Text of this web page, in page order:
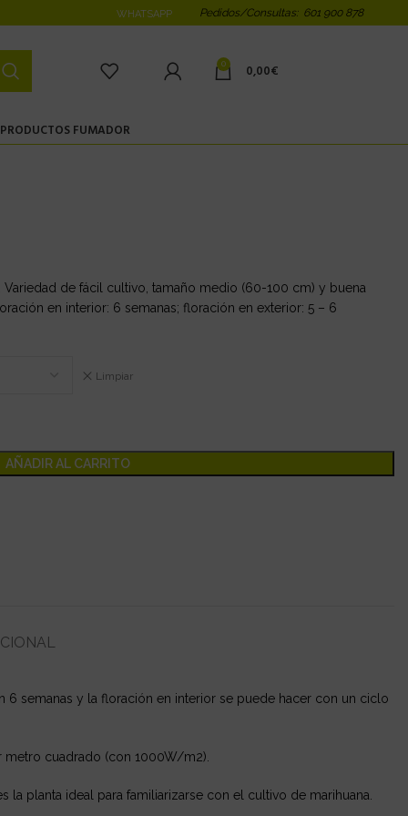
WHATSAPP Pedidos/Consultas: 601 900 878
0 0,00€
PRODUCTOS FUMADOR
Variedad de fácil cultivo, tamaño medio (60-100 cm) y buena
en interior: 6 semanas; floración en exterior: 5 – 6
Limpiar
AÑADIR AL CARRITO
semanas y la floración en interior se puede hacer con un ciclo
cuadrado (con 1000W/m2).
la planta ideal para familiarizarse con el cultivo de marihuana.